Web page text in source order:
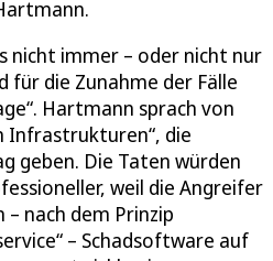
nicht immer – oder nicht nur
für die Zunahme der Fälle
Hartmann sprach von
die
geben. Die Taten würden
weil die Angreifer
nach dem Prinzip
– Schadsoftware auf